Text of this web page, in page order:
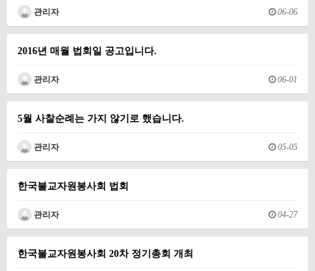
관리자 06-06
2016년 매월 법회일 공고입니다.
관리자 06-01
5월 사찰순례는 가지 않기로 했습니다.
관리자 05-05
한국불교자원봉사회 법회
관리자 04-27
한국불교자원봉사회 20차 정기총회 개최